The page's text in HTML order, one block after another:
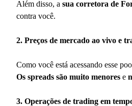
Além disso, a sua corretora de
contra você.
2. Preços de mercado ao vivo e
Como você está acessando esse
Os spreads são muito menores e
3. Operações de trading em